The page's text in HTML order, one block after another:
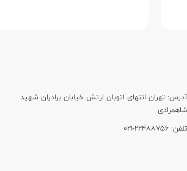
آدرس: تهران انتهای اتوبان ارتش خیابان برادران شهید
شاهمرادی
تلفن: 22488756-021